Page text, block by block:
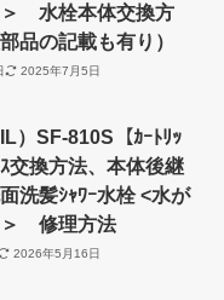
水栓本体交換方
品の記載も有り）
2025年7月5日
）SF-810S【ｶｰﾄﾘｯ
ｽ交換方法、本体後継
洗髪ｼｬﾜｰ水栓 <水が
＞ 修理方法
2026年5月16日